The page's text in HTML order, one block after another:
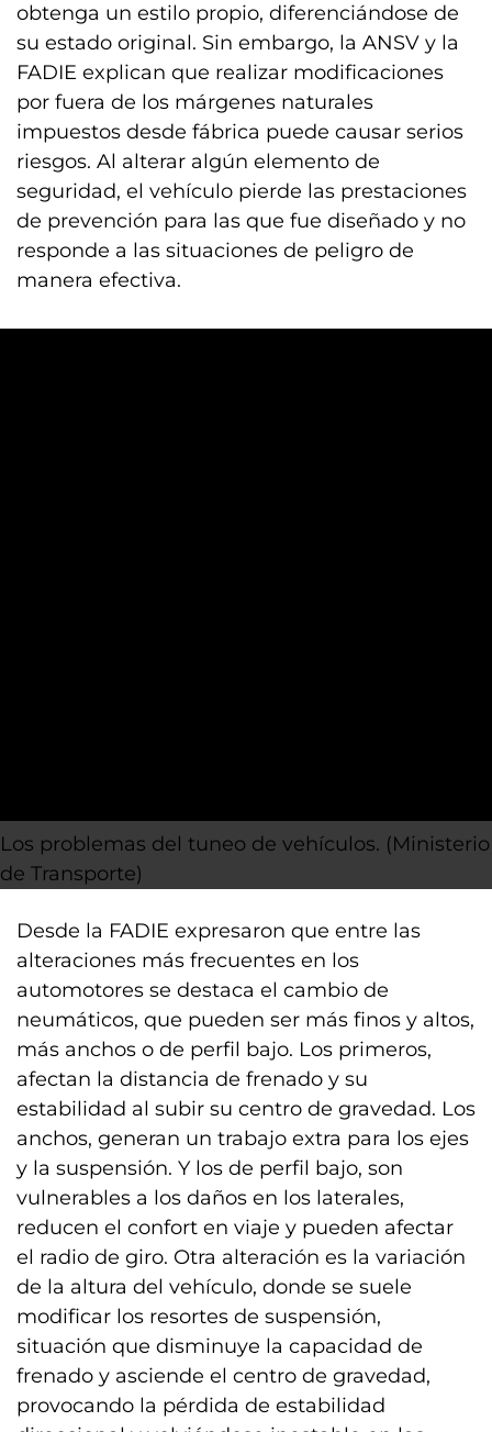
obtenga un estilo propio, diferenciándose de
su estado original. Sin embargo, la ANSV y la
FADIE explican que realizar modificaciones
por fuera de los márgenes naturales
impuestos desde fábrica puede causar serios
riesgos. Al alterar algún elemento de
seguridad, el vehículo pierde las prestaciones
de prevención para las que fue diseñado y no
responde a las situaciones de peligro de
manera efectiva.
Los problemas del tuneo de vehículos. (Ministerio
de Transporte)
Desde la FADIE expresaron que entre las
alteraciones más frecuentes en los
automotores se destaca el cambio de
neumáticos, que pueden ser más finos y altos,
más anchos o de perfil bajo. Los primeros,
afectan la distancia de frenado y su
estabilidad al subir su centro de gravedad. Los
anchos, generan un trabajo extra para los ejes
y la suspensión. Y los de perfil bajo, son
vulnerables a los daños en los laterales,
reducen el confort en viaje y pueden afectar
el radio de giro. Otra alteración es la variación
de la altura del vehículo, donde se suele
modificar los resortes de suspensión,
situación que disminuye la capacidad de
frenado y asciende el centro de gravedad,
provocando la pérdida de estabilidad